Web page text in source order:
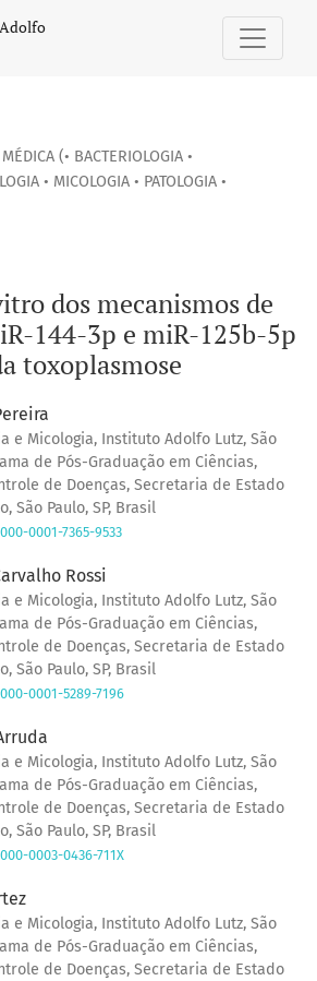
mecanismos de indução de miR-
(• BACTERIOLOGIA •
• MICOLOGIA • PATOLOGIA •
dos mecanismos de
144-3p e miR-125b-5p
toxoplasmose
e Micologia, Instituto Adolfo Lutz, São
de Pós-Graduação em Ciências,
de Doenças, Secretaria de Estado
São Paulo, SP, Brasil
0001-7365-9533
Rossi
e Micologia, Instituto Adolfo Lutz, São
de Pós-Graduação em Ciências,
de Doenças, Secretaria de Estado
São Paulo, SP, Brasil
0001-5289-7196
e Micologia, Instituto Adolfo Lutz, São
de Pós-Graduação em Ciências,
de Doenças, Secretaria de Estado
São Paulo, SP, Brasil
0003-0436-711X
e Micologia, Instituto Adolfo Lutz, São
de Pós-Graduação em Ciências,
de Doenças, Secretaria de Estado